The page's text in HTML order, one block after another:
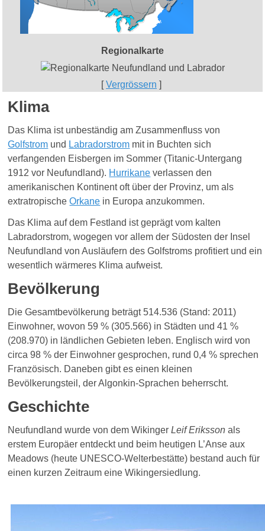
Regionalkarte
[Vergrössern ]
Klima
Das Klima ist unbeständig am Zusammenfluss von
Golfstrom und Labradorstrom mit in Buchten sich
verfangenden Eisbergen im Sommer (Titanic-Untergang
1912 vor Neufundland). Hurrikane verlassen den
amerikanischen Kontinent oft über der Provinz, um als
extratropischeOrkane in Europa anzukommen.
Das Klima auf dem Festland ist geprägt vom kalten
Labradorstrom, wogegen vor allem der Südosten der Insel
Neufundland von Ausläufern des Golfstroms profitiert und ein
wesentlich wärmeres Klima aufweist.
Bevölkerung
Die Gesamtbevölkerung beträgt 514.536 (Stand: 2011)
Einwohner, wovon 59 % (305.566) in Städten und 41 %
(208.970) in ländlichen Gebieten leben. Englisch wird von
circa 98 % der Einwohner gesprochen, rund 0,4 % sprechen
Französisch. Daneben gibt es einen kleinen
Bevölkerungsteil, der Algonkin-Sprachen beherrscht.
Geschichte
Neufundland wurde von dem WikingerLeif Erikssonals
erstem Europäer entdeckt und beim heutigen L’Anse aux
Meadows (heute UNESCO-Welterbestätte) bestand auch für
einen kurzen Zeitraum eine Wikingersiedlung.